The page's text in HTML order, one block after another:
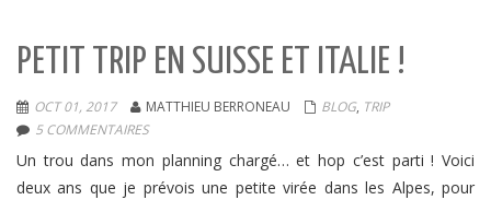
PETIT TRIP EN SUISSE ET ITALIE !
OCT 01, 2017 MATTHIEU BERRONEAU BLOG, TRIP
5 COMMENTAIRES
Un trou dans mon planning chargé… et hop c’est parti ! Voici
deux ans que je prévois une petite virée dans les Alpes, pour